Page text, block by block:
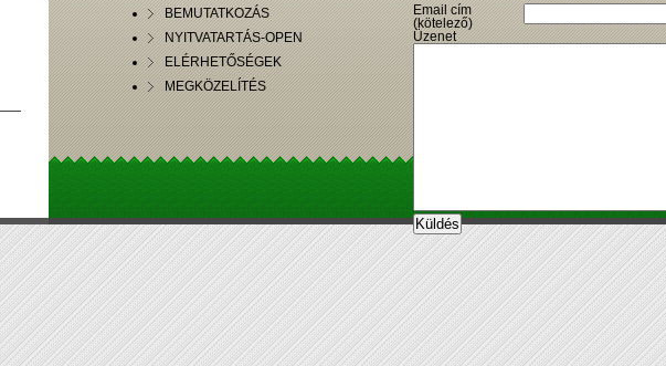
Email cím
(kötelező)
Üzenet
BEMUTATKOZÁS
NYITVATARTÁS-OPEN
ELÉRHETŐSÉGEK
MEGKÖZELÍTÉS